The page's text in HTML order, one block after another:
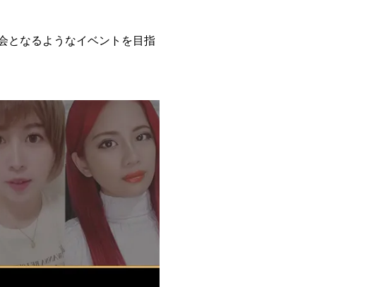
となるようなイベントを目指